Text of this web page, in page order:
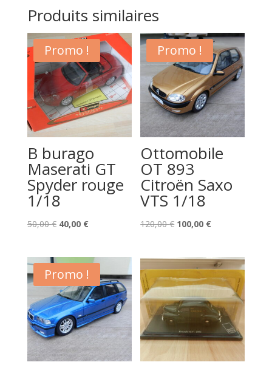
Produits similaires
Promo !
B burago
Maserati GT
Spyder rouge
1/18
50,00€ Le
initial
était :
50,00 €.
40,00 €Le
actuel
est :
40,00 €.
Promo !
Ottomobile
OT 893
Citroën Saxo
VTS 1/18
120,00€ Le
initial
était :
120,00 €.
100,00 €Le
actuel
est :
100,00 €.
Promo !